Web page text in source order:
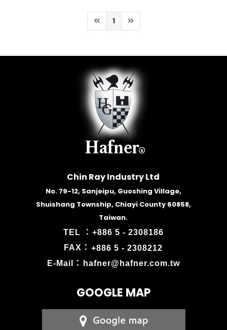
1
Chin Ray Industry Ltd
No. 79-12, Sanjeipu, Guoshing Village,
Shuishang Township, Chiayi County 60858,
Taiwan.
TEL ： +886 5 - 2308186
FAX： +886 5 - 2308212
E-Mail：
hafner@hafner.com.tw
GOOGLE MAP